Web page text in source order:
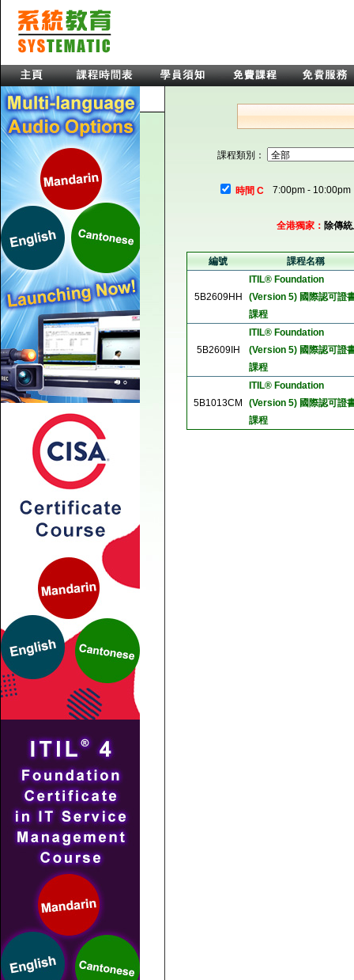
課程類別：
時間 C 7:00pm - 10:00pm
全港獨家： 除傳
編號 課程名稱
5B2609HH
ITIL® Foundation
(Version 5) 國際認可證
課程
5B2609IH
ITIL® Foundation
(Version 5) 國際認可證
課程
5B1013CM
ITIL® Foundation
(Version 5) 國際認可證
課程